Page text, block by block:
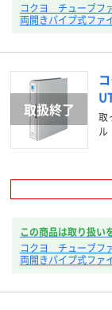
コクヨ チューブ
両開きパイプ式フ
取
ル
この商品は取り扱い
コクヨ チューブ
両開きパイプ式フ